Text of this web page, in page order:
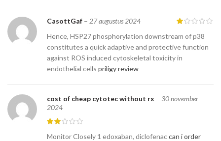
CasottGaf – 27 augustus 2024
Hence, HSP27 phosphorylation downstream of p38
constitutes a quick adaptive and protective function
against ROS induced cytoskeletal toxicity in
endothelial cells priligy review
cost of cheap cytotec without rx – 30 november
2024
Monitor Closely 1 edoxaban, diclofenaccan i order